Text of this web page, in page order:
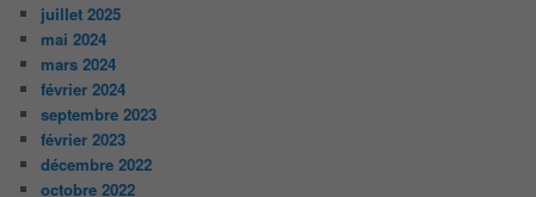
juillet 2025
mai 2024
mars 2024
février 2024
septembre 2023
février 2023
décembre 2022
octobre 2022